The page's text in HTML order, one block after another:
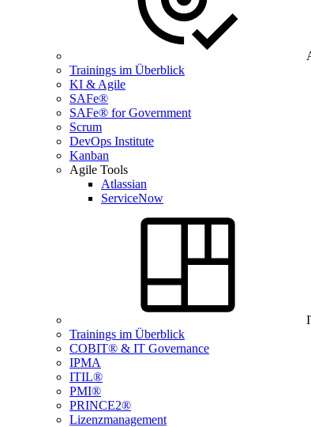
Trainings im Überblick
KI & Agile
SAFe®
SAFe® for Government
Scrum
DevOps Institute
Kanban
Agile Tools
Atlassian
ServiceNow
Trainings im Überblick
COBIT® & IT Governance
IPMA
ITIL®
PMI®
PRINCE2®
Lizenzmanagement